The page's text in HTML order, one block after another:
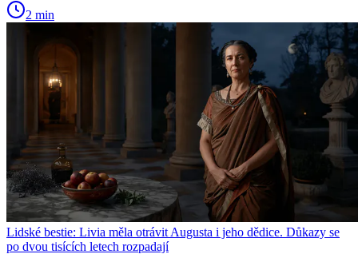
2 min
Lidské bestie: Livia měla otrávit Augusta i jeho dědice. Důkazy se
po dvou tisících letech rozpadají